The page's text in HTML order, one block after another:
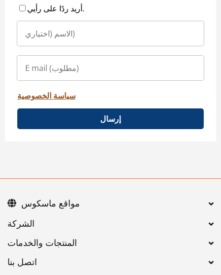
أريد ردًا على رأيي.
سياسة الخصوصية
إرسال
اتصل بنا
مواقع ماسكوس